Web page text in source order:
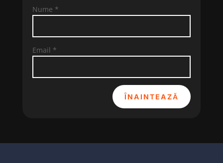
Nume *
Email *
ÎNAINTEAZĂ